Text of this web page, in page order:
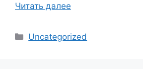
Читать далее
Рубрики
Uncategorized